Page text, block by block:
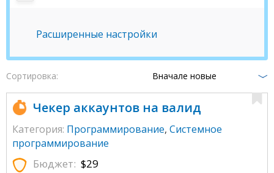
Расширенные настройки
Сортировка: Вначале новые
Чекер аккаунтов на валид
Категория: Программирование, Системное
программирование
Бюджет: $29